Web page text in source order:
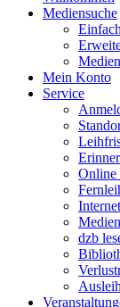
Mediensuche
Mein Konto
Service
Online
Internet
dzb